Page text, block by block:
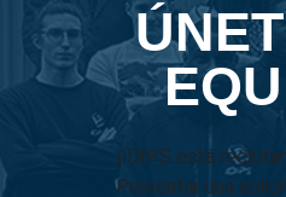
¡IDIPS está
Presentar una